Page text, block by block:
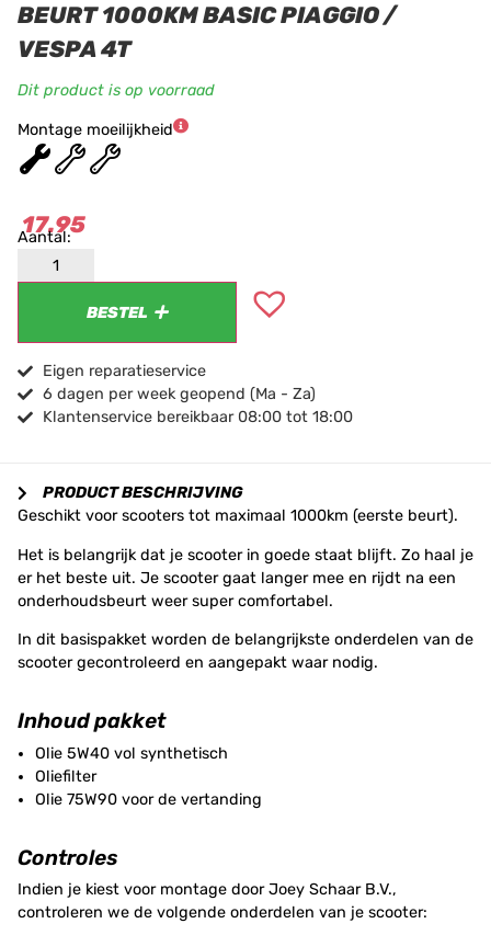
BEURT 1000KM BASIC PIAGGIO /
VESPA 4T
Dit product is op voorraad
Montage moeilijkheid
★★★
17.95
BESTEL
Eigen reparatieservice
6 dagen per week geopend (Ma - Za)
Klantenservice bereikbaar 08:00 tot 18:00
PRODUCT BESCHRIJVING
Geschikt voor scooters tot maximaal 1000km (eerste beurt).
Het is belangrijk dat je scooter in goede staat blijft. Zo haal je
er het beste uit. Je scooter gaat langer mee en rijdt na een
onderhoudsbeurt weer super comfortabel.
In dit basispakket worden de belangrijkste onderdelen van de
scooter gecontroleerd en aangepakt waar nodig.
Inhoud pakket
Olie 5W40 vol synthetisch
Oliefilter
Olie 75W90 voor de vertanding
Controles
Indien je kiest voor montage door Joey Schaar B.V.,
controleren we de volgende onderdelen van je scooter: